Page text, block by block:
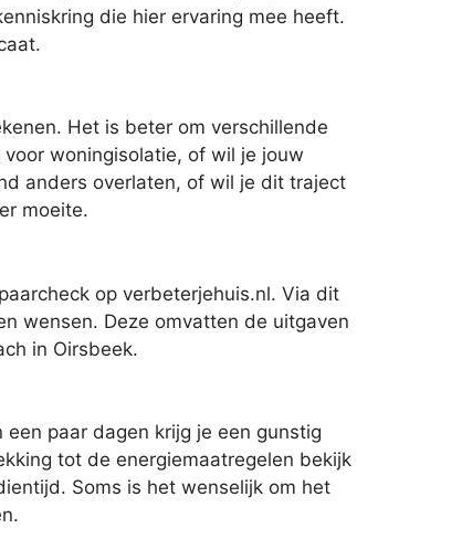
die hier ervaring mee heeft.
Het is beter om verschillende
woningisolatie, of wil je jouw
anders overlaten, of wil je dit traject
moeite.
op verbeterjehuis.nl. Via dit
wensen. Deze omvatten de uitgaven
in Oirsbeek.
paar dagen krijg je een gunstig
tot de energiemaatregelen bekijk
Soms is het wenselijk om het